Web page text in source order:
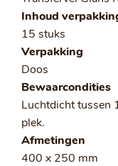
Inhoud
15 stuks
Verpakking
Doos
Bewaarcondities
Luchtdicht tussen
plek.
Afmetingen
400 x 250 mm